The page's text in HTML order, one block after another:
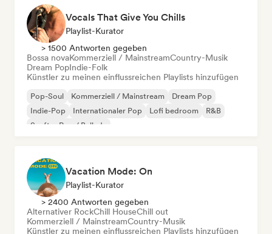
Vocals That Give You Chills
Playlist-Kurator
> 1500 Antworten gegeben
Bossa novaKommerziell / MainstreamCountry-Musik
Dream PopIndie-Folk
Künstler zu meinen einflussreichen Playlists hinzufügen
Pop-Soul Kommerziell / Mainstream
Dream Pop
Indie-Pop
Internationaler Pop Lofi bedroom
R&B
Sanfter Pop / Ballade
Vacation Mode: On
Playlist-Kurator
> 2400 Antworten gegeben
Alternativer RockChill HouseChill out
Kommerziell / MainstreamCountry-Musik
Künstler zu meinen einflussreichen Playlists hinzufügen